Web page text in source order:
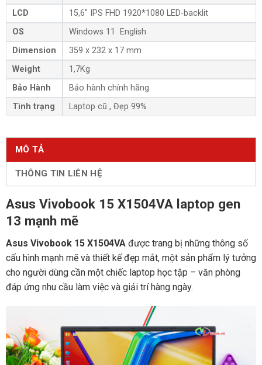
MÔ TẢ
THÔNG TIN LIÊN HỆ
Asus Vivobook 15 X1504VA laptop gen
13 mạnh mẽ
Asus Vivobook 15 X1504VAđược trang bị những thông số
cấu hình mạnh mẽ và thiết kế đẹp mắt, một sản phẩm lý tưởng
cho người dùng cần một chiếc laptop học tập – văn phòng
đáp ứng nhu cầu làm việc và giải trí hàng ngày.
LCD
15,6″ IPS FHD 1920*1080 LED-backlit
OS
Windows 11 English
Dimension
359 x 232 x 17 mm
Weight
1,7Kg
Bảo Hành
Bảo hành chính hãng
Tình trạng
Laptop cũ , Đẹp 99% .